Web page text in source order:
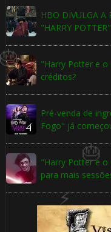
HBO DIVULGA A
"HARRY
"Harry Potter e o
créditos?
Pré-venda de
Fogo" já
"Harry Potter e o
para mais
1️⃣ 8️⃣